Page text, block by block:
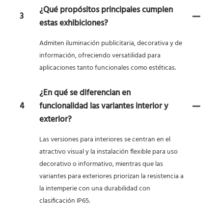
3
¿Qué propósitos principales cumplen
estas exhibiciones?
Admiten iluminación publicitaria, decorativa y de
información, ofreciendo versatilidad para
aplicaciones tanto funcionales como estéticas.
4
¿En qué se diferencian en
funcionalidad las variantes interior y
exterior?
Las versiones para interiores se centran en el
atractivo visual y la instalación flexible para uso
decorativo o informativo, mientras que las
variantes para exteriores priorizan la resistencia a
la intemperie con una durabilidad con
clasificación IP65.